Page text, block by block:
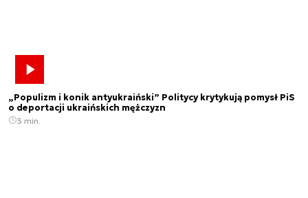
„Populizm i konik antyukraiński” Politycy krytykują pomysł PiS
o deportacji ukraińskich mężczyzn
3 min.